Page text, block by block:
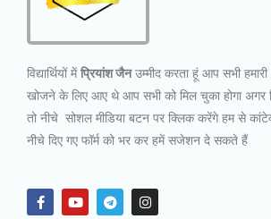
विद्यार्थियों मेंप्रियांश जैनउम्मीद करता हूं आप सभी हमारी
खोजने के लिए आए थे आप सभी को मिल चुका होगा अगर
तो नीचे सोशल मीडिया बटन पर क्लिक करेंगे हम से
नीचे दिए गए फॉर्म को भर कर हमें सजेशन दे सकते हैं